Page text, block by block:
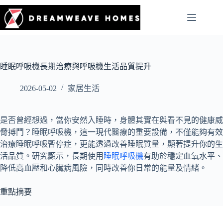
睡眠呼吸機長期治療與呼吸機生活品質提升
2026-05-02 家居生活
是否曾經想過，當你安然入睡時，身體其實在與看不見的健康威
脅搏鬥？睡眠呼吸機，這一現代醫療的重要設備，不僅能夠有效
治療睡眠呼吸暫停症，更能透過改善睡眠質量，顯著提升你的生
活品質。研究顯示，長期使用 睡眠呼吸機有助於穩定血氧水平、
降低高血壓和心臟病風險，同時改善你日常的能量及情緒。
重點摘要